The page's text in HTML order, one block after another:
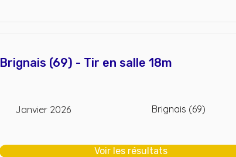
Brignais (69) - Tir en salle 18m
Janvier 2026 Brignais (69)
Voir les résultats